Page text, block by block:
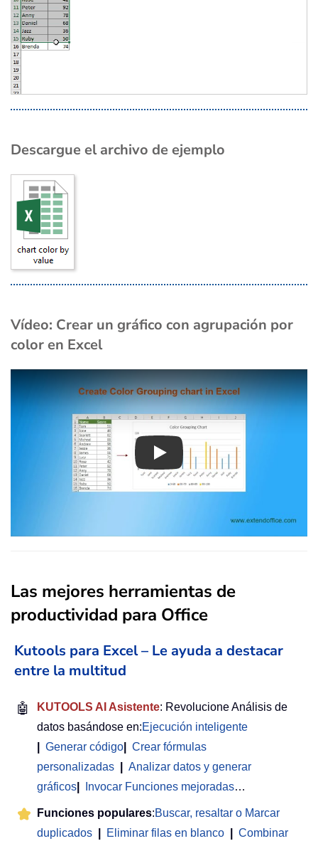
Descargue el archivo de ejemplo
Vídeo: Crear un gráfico con agrupación por
color en Excel
Play
Las mejores herramientas de
productividad para Office
Kutools para Excel – Le ayuda a destacar
entre la multitud
🤖 KUTOOLS AI Asistente: Revolucione Análisis de
datos basándose en:Ejecución inteligente
Generar código
Crear fórmulas
personalizadas
Analizar datos y generar
gráficos
Invocar Funciones mejoradas…
Funciones populares:Buscar, resaltar o Marcar
duplicados
Eliminar filas en blanco
Combinar